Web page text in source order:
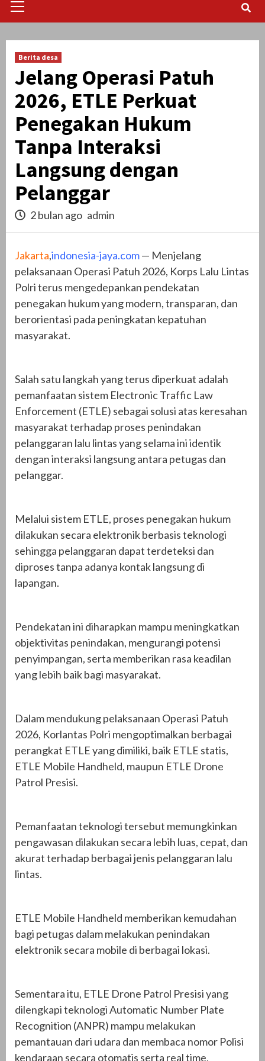
Menu
Berita desa
Jelang Operasi Patuh
2026, ETLE Perkuat
Penegakan Hukum
Tanpa Interaksi
Langsung dengan
Pelanggar
2 bulan ago admin
Jakarta,indonesia-jaya.com— Menjelang
pelaksanaan Operasi Patuh 2026, Korps Lalu Lintas
Polri terus mengedepankan pendekatan
penegakan hukum yang modern, transparan, dan
berorientasi pada peningkatan kepatuhan
masyarakat.
Salah satu langkah yang terus diperkuat adalah
pemanfaatan sistem Electronic Traffic Law
Enforcement (ETLE) sebagai solusi atas keresahan
masyarakat terhadap proses penindakan
pelanggaran lalu lintas yang selama ini identik
dengan interaksi langsung antara petugas dan
pelanggar.
Melalui sistem ETLE, proses penegakan hukum
dilakukan secara elektronik berbasis teknologi
sehingga pelanggaran dapat terdeteksi dan
diproses tanpa adanya kontak langsung di
lapangan.
Pendekatan ini diharapkan mampu meningkatkan
objektivitas penindakan, mengurangi potensi
penyimpangan, serta memberikan rasa keadilan
yang lebih baik bagi masyarakat.
Dalam mendukung pelaksanaan Operasi Patuh
2026, Korlantas Polri mengoptimalkan berbagai
perangkat ETLE yang dimiliki, baik ETLE statis,
ETLE Mobile Handheld, maupun ETLE Drone
Patrol Presisi.
Pemanfaatan teknologi tersebut memungkinkan
pengawasan dilakukan secara lebih luas, cepat, dan
akurat terhadap berbagai jenis pelanggaran lalu
lintas.
ETLE Mobile Handheld memberikan kemudahan
bagi petugas dalam melakukan penindakan
elektronik secara mobile di berbagai lokasi.
Sementara itu, ETLE Drone Patrol Presisi yang
dilengkapi teknologi Automatic Number Plate
Recognition (ANPR) mampu melakukan
pemantauan dari udara dan membaca nomor Polisi
kendaraan secara otomatis serta real time,